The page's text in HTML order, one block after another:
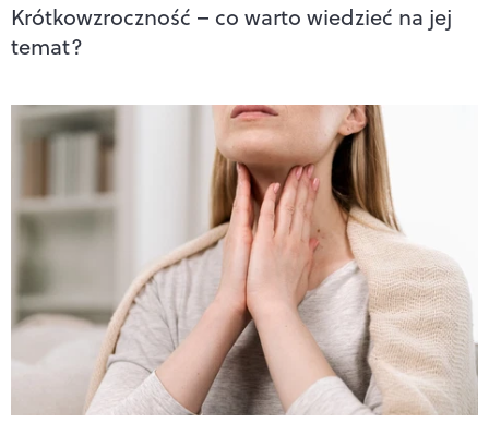
Krótkowzroczność – co warto wiedzieć na jej
temat?